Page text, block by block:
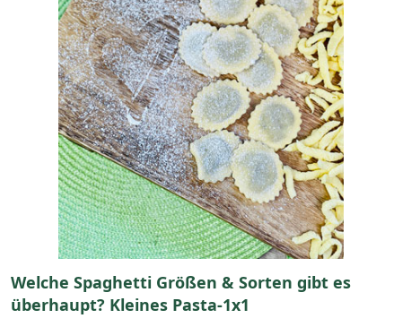
Welche Spaghetti Größen & Sorten gibt es
überhaupt? Kleines Pasta-1x1